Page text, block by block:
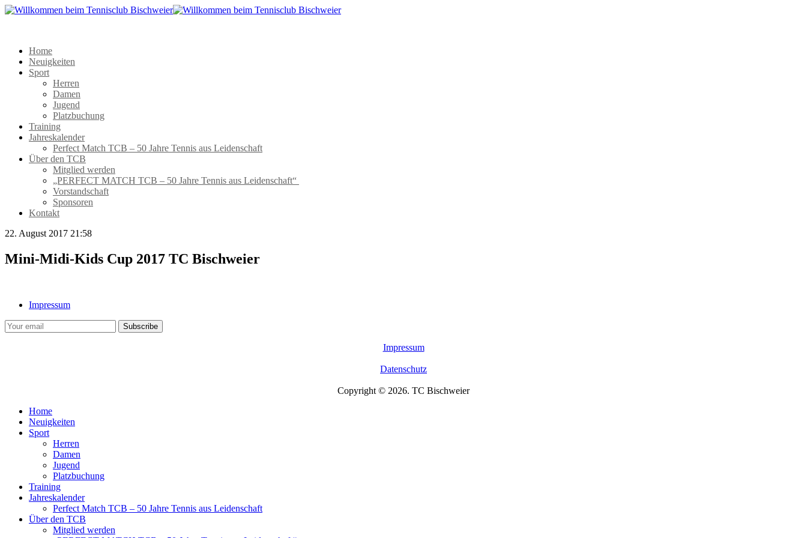
Home
Neuigkeiten
Sport
Herren
Damen
Jugend
Platzbuchung
Training
Jahreskalender
Perfect Match TCB – 50 Jahre Tennis aus Leidenschaft
Über den TCB
Mitglied werden
„PERFECT MATCH TCB – 50 Jahre Tennis aus Leidenschaft“
Vorstandschaft
Sponsoren
Kontakt
22. August 2017 21:58
Mini-Midi-Kids Cup 2017 TC Bischweier
Impressum
Impressum
Datenschutz
Copyright © 2026. TC Bischweier
Home
Neuigkeiten
Sport
Herren
Damen
Jugend
Platzbuchung
Training
Jahreskalender
Perfect Match TCB – 50 Jahre Tennis aus Leidenschaft
Über den TCB
Mitglied werden